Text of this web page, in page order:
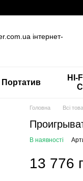
Портатив
HI-
Головна Всі
В наявності
13 776